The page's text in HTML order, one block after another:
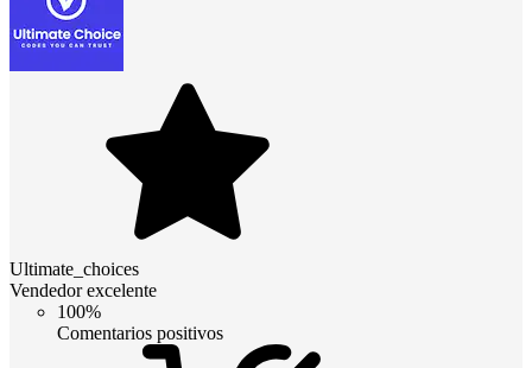
Ultimate_choices
Vendedor excelente
100%
Comentarios positivos